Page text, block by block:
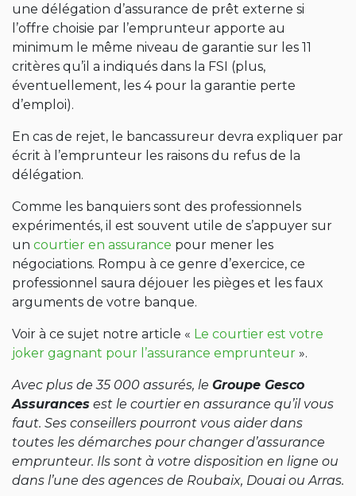
une délégation d’assurance de prêt externe si
l’offre choisie par l’emprunteur apporte au
minimum le même niveau de garantie sur les 11
critères qu’il a indiqués dans la FSI (plus,
éventuellement, les 4 pour la garantie perte
d’emploi).
En cas de rejet, le bancassureur devra expliquer par
écrit à l’emprunteur les raisons du refus de la
délégation.
Comme les banquiers sont des professionnels
expérimentés, il est souvent utile de s’appuyer sur
un courtier en assurance pour mener les
négociations. Rompu à ce genre d’exercice, ce
professionnel saura déjouer les pièges et les faux
arguments de votre banque.
Voir à ce sujet notre article « Le courtier est votre
joker gagnant pour l’assurance emprunteur ».
Avec plus de 35 000 assurés, le Groupe Gesco
Assurances est le courtier en assurance qu’il vous
faut. Ses conseillers pourront vous aider dans
toutes les démarches pour changer d’assurance
emprunteur. Ils sont à votre disposition en ligne ou
dans l’une des agences de Roubaix, Douai ou Arras.